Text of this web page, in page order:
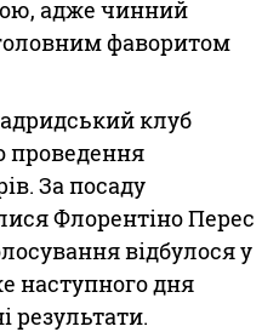
адже чинний
фаворитом
клуб
проведення
За посаду
Флорентіно Перес
відбулося у
наступного дня
результати.